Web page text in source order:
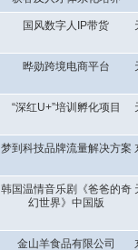
国风数字人IP带货
晔勋跨境电商平台
“深红U+”培训孵化项目
梦到科技品牌流量解决⽅案
韩国温情音乐剧《爸爸的奇
幻世界》中国版
金山羊食品有限公司